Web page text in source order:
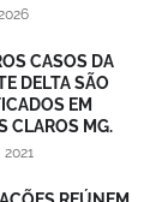
CASOS DA
DELTA SÃO
EM
CLAROS MG.
2021